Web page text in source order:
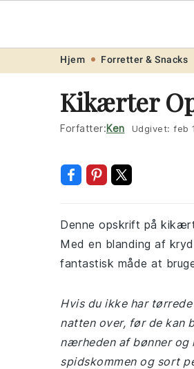
navigation
content
Hjem Forretter & Snacks
Kikærter
Forfatter:Ken Udgivet: feb
Denne opskrift på
Med en blanding af
fantastisk måde at
Hvis du ikke har
natten over, før de kan
nærheden af bønner og
spidskommen og sort